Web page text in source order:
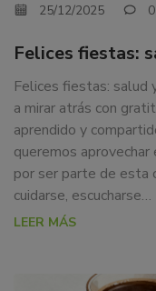
25/12/2025
Felices fiestas:
Felices fiestas: salud
a mirar atrás con
aprendido y
queremos
por ser parte de esta
cuidarse, escucharse…
LEER MÁS